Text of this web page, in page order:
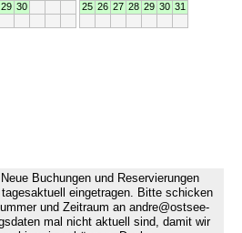
29 30
25 26 27 28 29 30 31
Neue Buchungen und Reservierungen
eingetragen. Bitte schicken
und Zeitraum an andre@ostsee-
mal nicht aktuell sind, damit wir